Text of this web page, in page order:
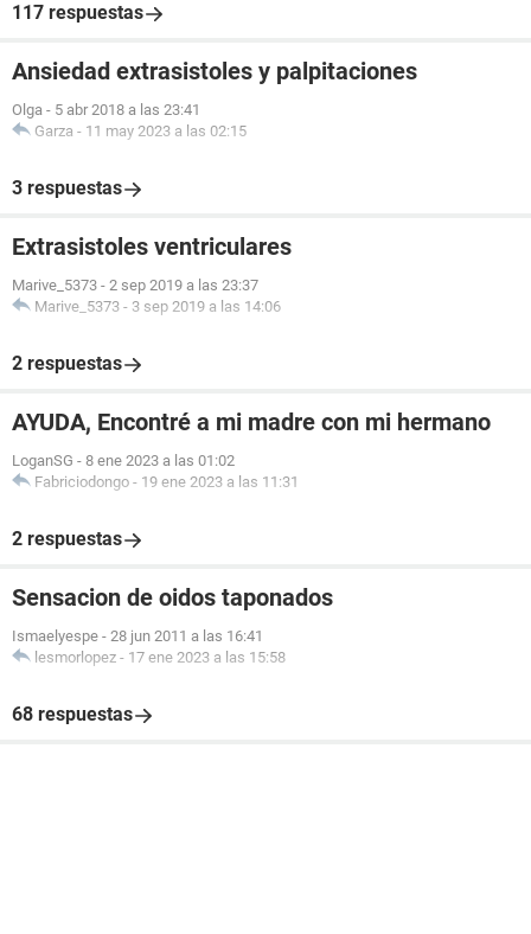
117 respuestas
Ansiedad extrasistoles y palpitaciones
Olga - 5 abr 2018 a las 23:41
Garza - 11 may 2023 a las 02:15
3 respuestas
Extrasistoles ventriculares
Marive_5373 - 2 sep 2019 a las 23:37
Marive_5373 - 3 sep 2019 a las 14:06
2 respuestas
AYUDA, Encontré a mi madre con mi hermano
LoganSG - 8 ene 2023 a las 01:02
Fabriciodongo - 19 ene 2023 a las 11:31
2 respuestas
Sensacion de oidos taponados
Ismaelyespe - 28 jun 2011 a las 16:41
lesmorlopez - 17 ene 2023 a las 15:58
68 respuestas